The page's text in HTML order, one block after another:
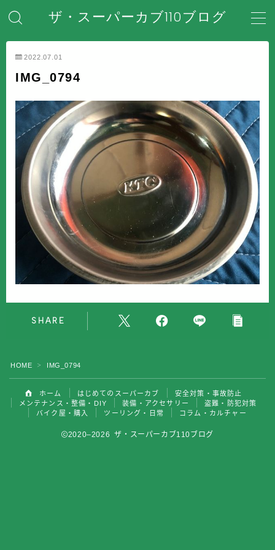
ザ・スーパーカブ110ブログ
MENU
ホーム
はじめてのスーパーカブ
安全対策・事故防止
メンテナンス・整備・DIY
装備・アクセサリー
盗難・防犯対策
ツーリング・日常
2022.07.01
IMG_0794
SHARE
HOME ＞ IMG_0794
ホーム はじめてのスーパーカブ
安全対策・事故防止
メンテナンス・整備・DIY
装備・アクセサリー
盗難・防犯対策
バイク屋・購入
ツーリング・日常 コラム・カルチャー
2020–2026 ザ・スーパーカブ110ブログ